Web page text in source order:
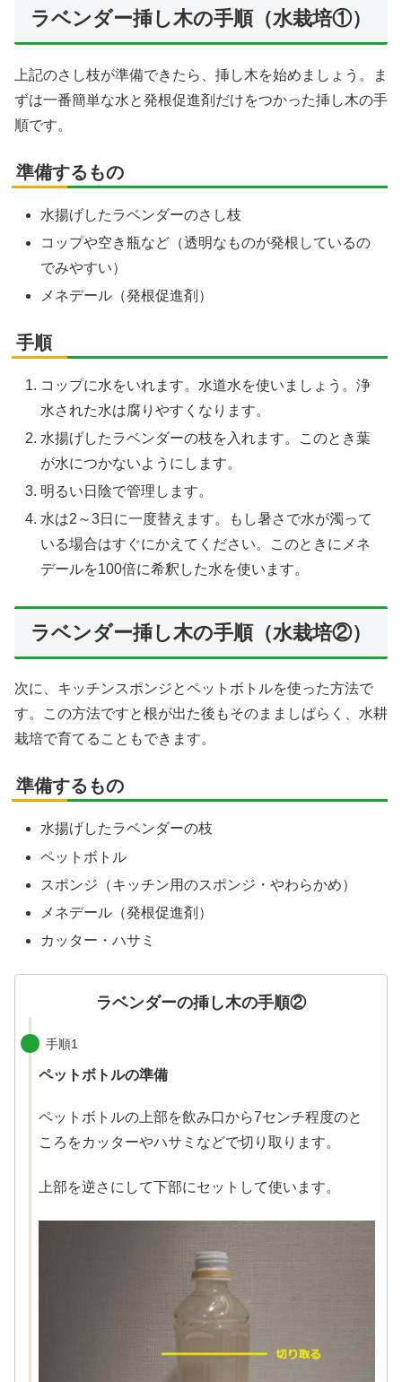
ラベンダー挿し木の手順（水栽培①）
上記のさし枝が準備できたら、挿し木を始めましょう。ま
ずは一番簡単な水と発根促進剤だけをつかった挿し木の手
順です。
準備するもの
水揚げしたラベンダーのさし枝
コップや空き瓶など（透明なものが発根しているの
でみやすい）
メネデール（発根促進剤）
手順
コップに水をいれます。水道水を使いましょう。浄
水された水は腐りやすくなります。
水揚げしたラベンダーの枝を入れます。このとき葉
が水につかないようにします。
明るい日陰で管理します。
水は2～3日に一度替えます。もし暑さで水が濁って
いる場合はすぐにかえてください。このときにメネ
デールを100倍に希釈した水を使います。
ラベンダー挿し木の手順（水栽培②）
次に、キッチンスポンジとペットボトルを使った方法で
す。この方法ですと根が出た後もそのまましばらく、水耕
栽培で育てることもできます。
準備するもの
水揚げしたラベンダーの枝
ペットボトル
スポンジ（キッチン用のスポンジ・やわらかめ）
メネデール（発根促進剤）
カッター・ハサミ
ラベンダーの挿し木の手順②
手順1
ペットボトルの準備
ペットボトルの上部を飲み口から7センチ程度のと
ころをカッターやハサミなどで切り取ります。
上部を逆さにして下部にセットして使います。